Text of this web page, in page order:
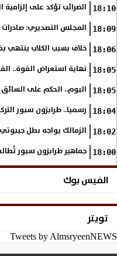
18:10 الضرائب تؤكد على إلزامية
18:09 المجلس التصديري: صادرات الصناعات
18:06 خلاف بسبب الكلاب
18:05 نهاية استعراض القوة..
18:05 اليوم.. الحكم على السائق
18:04 رسميا.. طرابزون سبور
18:02 الزمالك يواجه بطل
18:00 جماهير طرابزون سبور
الفيس بوك
تويتر
Tweets by AlmsryeenNEWS